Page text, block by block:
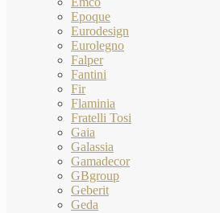
Epoque
Eurodesign
Eurolegno
Falper
Fantini
Fir
Flaminia
Fratelli Tosi
Gaia
Galassia
Gamadecor
GBgroup
Geberit
Geda